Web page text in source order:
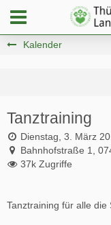
Kalender
Tanztraining
Dienstag, 3. März
Bahnhofstraße 1,
37k Zugriffe
Tanztraining für alle die